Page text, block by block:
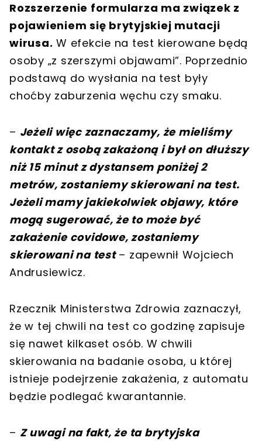
Rozszerzenie formularza ma związek z
pojawieniem się brytyjskiej mutacji
wirusa. W efekcie na test kierowane będą
osoby „z szerszymi objawami”. Poprzednio
podstawą do wysłania na test były
choćby zaburzenia węchu czy smaku.
– Jeżeli więc zaznaczamy, że mieliśmy
kontakt z osobą zakażoną i był on dłuższy
niż 15 minut z dystansem poniżej 2
metrów, zostaniemy skierowani na test.
Jeżeli mamy jakiekolwiek objawy, które
mogą sugerować, że to może być
zakażenie covidowe, zostaniemy
skierowani na test– zapewnił Wojciech
Andrusiewicz.
Rzecznik Ministerstwa Zdrowia zaznaczył,
że w tej chwili na test co godzinę zapisuje
się nawet kilkaset osób. W chwili
skierowania na badanie osoba, u której
istnieje podejrzenie zakażenia, z automatu
będzie podlegać kwarantannie.
– Z uwagi na fakt, że ta brytyjska